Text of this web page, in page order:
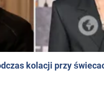
kolacji przy